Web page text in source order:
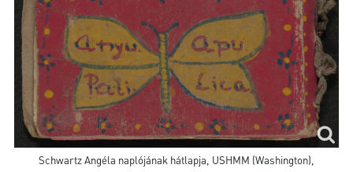
Schwartz Angéla naplójának hátlapja, USHMM (Washington),